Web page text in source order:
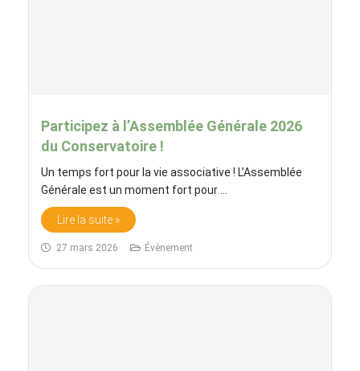
Participez à l’Assemblée Générale 2026
du Conservatoire !
Un temps fort pour la vie associative ! L’Assemblée
Générale est un moment fort pour ...
Lire la suite »
27 mars 2026 Évènement